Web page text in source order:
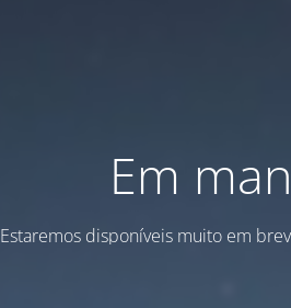
Em
Estaremos disponíveis muito em